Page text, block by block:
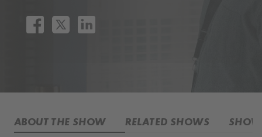
ABOUT THE SHOW RELATED SHOWS